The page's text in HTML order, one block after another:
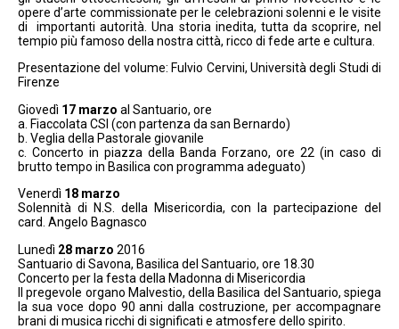
opere d’arte commissionate per le celebrazioni solenni e le visite
di importanti autorità. Una storia inedita, tutta da scoprire, nel
tempio più famoso della nostra città, ricco di fede arte e cultura.
Presentazione del volume: Fulvio Cervini, Università degli Studi di
Firenze
Giovedì 17 marzo al Santuario, ore
a. Fiaccolata CSI (con partenza da san Bernardo)
b. Veglia della Pastorale giovanile
c. Concerto in piazza della Banda Forzano, ore 22 (in caso di
brutto tempo in Basilica con programma adeguato)
Venerdì 18 marzo
Solennità di N.S. della Misericordia, con la partecipazione del
card. Angelo Bagnasco
Lunedì 28 marzo 2016
Santuario di Savona, Basilica del Santuario, ore 18.30
Concerto per la festa della Madonna di Misericordia
Il pregevole organo Malvestio, della Basilica del Santuario, spiega
la sua voce dopo 90 anni dalla costruzione, per accompagnare
brani di musica ricchi di significati e atmosfere dello spirito.